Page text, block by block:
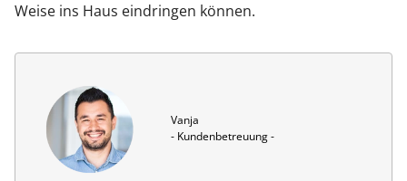
Weise ins Haus eindringen können.
Vanja
- Kundenbetreuung -